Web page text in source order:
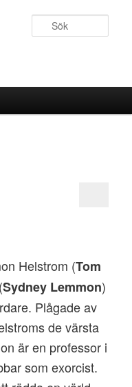
Helstrom (Tom
Sydney Lemmon)
Plågade av
de värsta
är en professor i
som exorcist.